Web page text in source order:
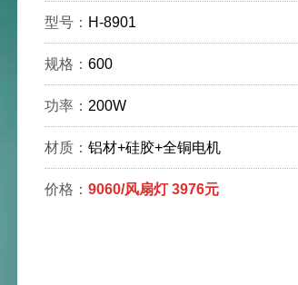
型号： H-8901
规格： 600
功率： 200W
材质： 铝材+硅胶+全铜电机
价格： 9060/风扇灯 3976元